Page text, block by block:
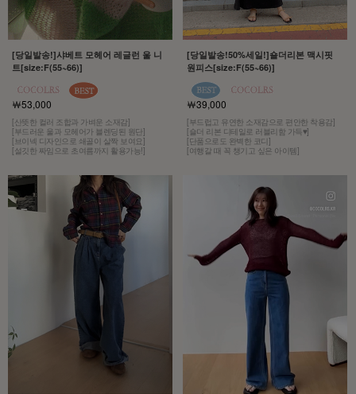
[당일발송!]샤베트 모헤어 레글런 울 니
트[size:F(55~66)]
￦53,000
[산뜻한 컬러 조합과 가벼운 소재감]
[부드러운 울과 모헤어가 블렌딩된 원단]
[브이넥 디자인으로 쇄골이 살짝 보여요]
[설깃한 짜임으로 초여름까지 활용가능!]
[당일발송!50%세일!]숄더리본 맥시핏
원피스[size:F(55~66)]
￦39,000
[부드럽고 유연한 소재감으로 편안한 착용감]
[숄더 리본 디테일로 러블리함 가득♥]
[단품으로도 완벽한 코디]
[여행갈 때 꼭 챙기고 싶은 아이템]